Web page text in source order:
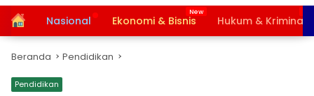
HomeNasional Ekonomi & Bisnis Hukum & Kriminal
Beranda Pendidikan
Pendidikan